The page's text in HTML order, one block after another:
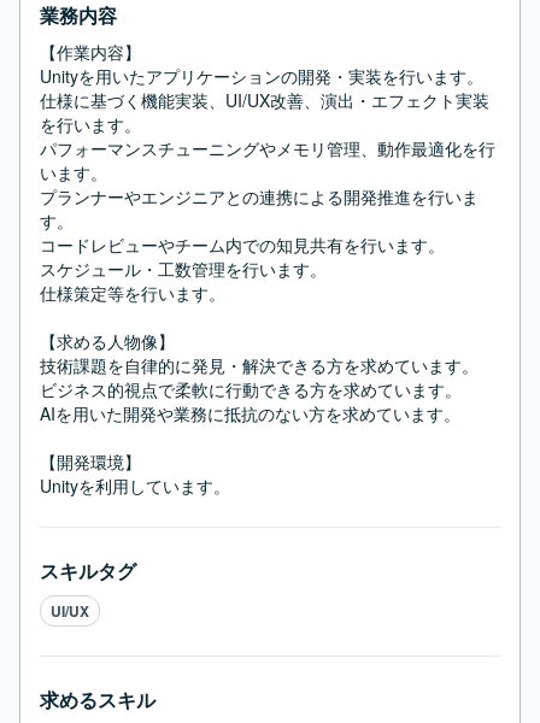
業務内容
【作業内容】
Unityを用いたアプリケーションの開発・実装を行います。
仕様に基づく機能実装、UI/UX改善、演出・エフェクト実装
を行います。
パフォーマンスチューニングやメモリ管理、動作最適化を行
います。
プランナーやエンジニアとの連携による開発推進を行いま
す。
コードレビューやチーム内での知見共有を行います。
スケジュール・工数管理を行います。
仕様策定等を行います。
【求める人物像】
技術課題を自律的に発見・解決できる方を求めています。
ビジネス的視点で柔軟に行動できる方を求めています。
AIを用いた開発や業務に抵抗のない方を求めています。
【開発環境】
Unityを利用しています。
スキルタグ
UI/UX
求めるスキル